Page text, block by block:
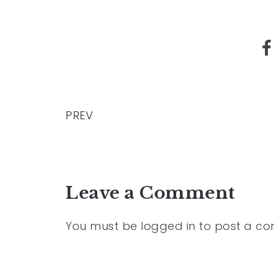
PREV
Leave a Comment
You must be logged in to post a